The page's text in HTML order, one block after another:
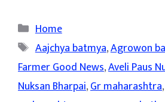
Categories
Home
Tags
Aajchya batmya,Agrowon
Farmer Good News,Aveli Paus
Nuksan Bharpai,Gr maharashtra,